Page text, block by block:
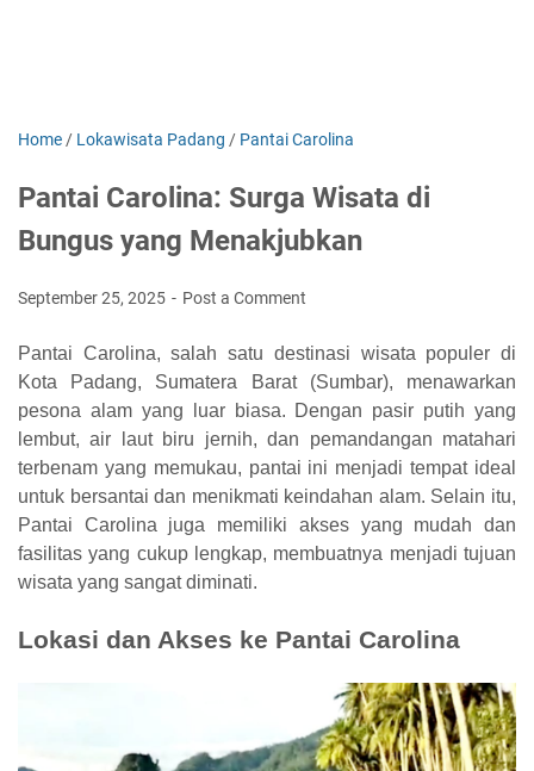
Home / Lokawisata Padang / Pantai Carolina
Pantai Carolina: Surga Wisata di
Bungus yang Menakjubkan
September 25, 2025 Post a Comment
Pantai Carolina, salah satu destinasi wisata populer di
Kota Padang, Sumatera Barat (Sumbar), menawarkan
pesona alam yang luar biasa. Dengan pasir putih yang
lembut, air laut biru jernih, dan pemandangan matahari
terbenam yang memukau, pantai ini menjadi tempat ideal
untuk bersantai dan menikmati keindahan alam. Selain itu,
Pantai Carolina juga memiliki akses yang mudah dan
fasilitas yang cukup lengkap, membuatnya menjadi tujuan
wisata yang sangat diminati.
Lokasi dan Akses ke Pantai Carolina